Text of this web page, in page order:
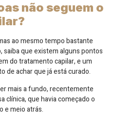
não seguem o
ao mesmo tempo bastante
que existem alguns pontos
do tratamento capilar, e um
de achar que já está curado.
mais a fundo, recentemente
clínica, que havia começado o
e meio atrás.